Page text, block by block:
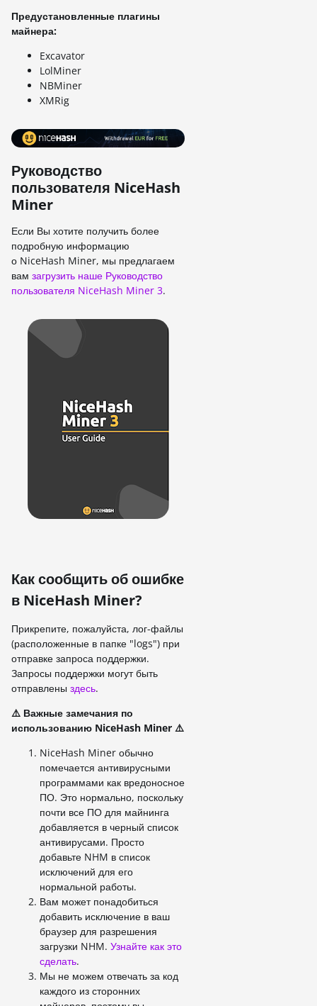
Предустановленные плагины
майнера:
Excavator
LolMiner
NBMiner
XMRig
Руководство
пользователя NiceHash
Miner
Если Вы хотите получить более
подробную информацию
о NiceHash Miner, мы предлагаем
вам загрузить наше Руководство
пользователя NiceHash Miner 3.
Как сообщить об ошибке
в NiceHash Miner?
Прикрепите, пожалуйста, лог-файлы
(расположенные в папке "logs") при
отправке запроса поддержки.
Запросы поддержки могут быть
отправлены здесь.
⚠️ Важные замечания по
использованию NiceHash Miner ⚠️
NiceHash Miner обычно
помечается антивирусными
программами как вредоносное
ПО. Это нормально, поскольку
почти все ПО для майнинга
добавляется в черный список
антивирусами. Просто
добавьте NHM в список
исключений для его
нормальной работы.
Вам может понадобиться
добавить исключение в ваш
браузер для разрешения
загрузки NHM. Узнайте как это
сделать.
Мы не можем отвечать за код
каждого из сторонних